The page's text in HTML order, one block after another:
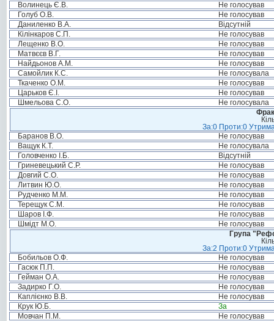
Волинець Є.В.
Не голосував
Голуб О.В.
Не голосував
Даниленко В.А.
Відсутній
Кілінкаров С.П.
Не голосував
Лещенко В.О.
Не голосував
Матвєєв В.Г.
Не голосував
Найдьонов А.М.
Не голосував
Самойлик К.С.
Не голосувала
Ткаченко О.М.
Не голосував
Царьков Є.І.
Не голосував
Шмельова С.О.
Не голосувала
За:0 Проти:0
Баранов В.О.
Не голосував
Ващук К.Т.
Не голосувала
Головченко І.Б.
Відсутній
Гриневецький С.Р.
Не голосував
Довгий С.О.
Не голосував
Литвин Ю.О.
Не голосував
Рудченко М.М.
Не голосував
Терещук С.М.
Не голосував
Шаров І.Ф.
Не голосував
Шмідт М.О.
Не голосував
Група
За:2 Проти:0
Бобильов О.Ф.
Не голосував
Гасюк П.П.
Не голосував
Гейман О.А.
Не голосував
Задирко Г.О.
Не голосував
Каплієнко В.В.
Не голосував
Крук Ю.Б.
За
Мовчан П.М.
Не голосував